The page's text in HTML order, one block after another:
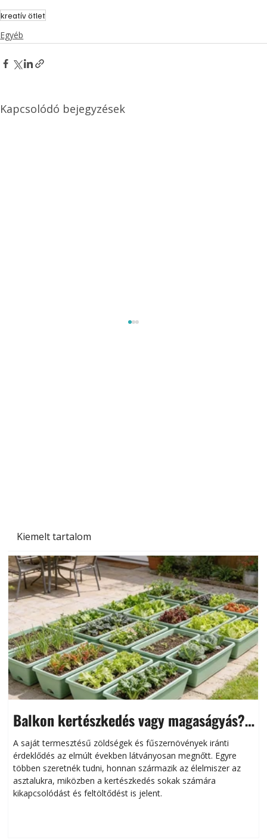
Kiemelt tartalom
Balkon kertészkedés vagy magaságyás?
Helytakarékos kertészkedés
A saját termesztésű zöldségek és fűszernövények iránti
érdeklődés az elmúlt években látványosan megnőtt. Egyre
többen szeretnék tudni, honnan származik az élelmiszer az
asztalukra, miközben a kertészkedés sokak számára
kikapcsolódást és feltöltődést is jelent.
kreatív ötlet
Egyéb
Kapcsolódó bejegyzések